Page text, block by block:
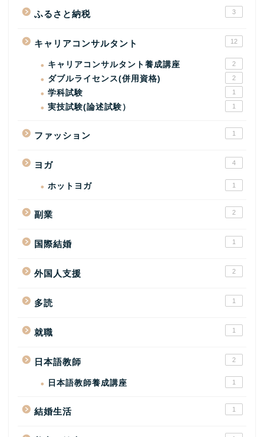
ふるさと納税 3
キャリアコンサルタント 12
キャリアコンサルタント養成講座 2
ダブルライセンス(併用資格) 2
学科試験 1
実技試験(論述試験） 1
ファッション 1
ヨガ 4
ホットヨガ 1
副業 2
国際結婚 1
外国人支援 2
多読 1
就職 1
日本語教師 2
日本語教師養成講座 1
結婚生活 1